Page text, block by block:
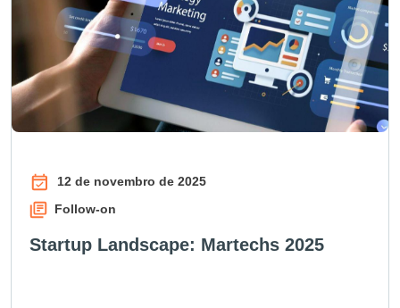
12 de novembro de 2025
Follow-on
Startup Landscape: Martechs 2025